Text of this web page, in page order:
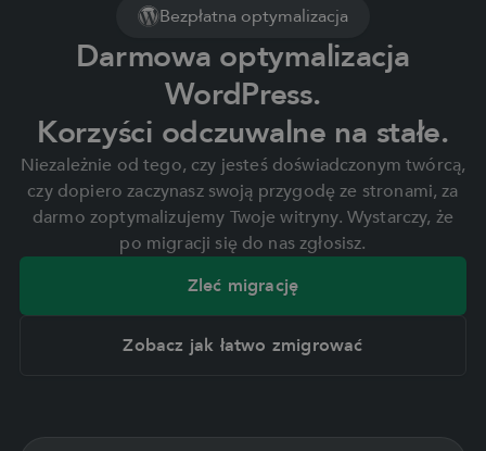
Bezpłatna optymalizacja
Darmowa optymalizacja
WordPress.
Korzyści odczuwalne na stałe.
Niezależnie od tego, czy jesteś doświadczonym twórcą,
czy dopiero zaczynasz swoją przygodę ze stronami, za
darmo zoptymalizujemy Twoje witryny. Wystarczy, że
po migracji się do nas zgłosisz.
Zleć migrację
Zobacz jak łatwo zmigrować